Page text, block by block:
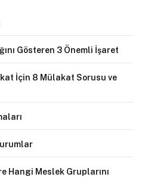
Gösteren 3 Önemli İşaret
İçin 8 Mülakat Sorusu ve
Hangi Meslek Gruplarını